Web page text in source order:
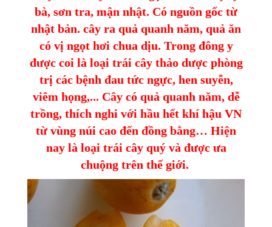
bà, sơn tra, mận nhật. Có nguồn gốc từ
nhật bản. cây ra quả quanh năm, quả ăn
có vị ngọt hơi chua dịu. Trong đông y
được coi là loại trái cây thảo dược phòng
trị các bệnh đau tức ngực, hen suyễn,
viêm họng,... Cây có quả quanh năm, dễ
trồng, thích nghi với hầu hết khí hậu VN
từ vùng núi cao đến đồng bằng… Hiện
nay là loại trái cây quý và được ưa
chuộng trên thế giới.